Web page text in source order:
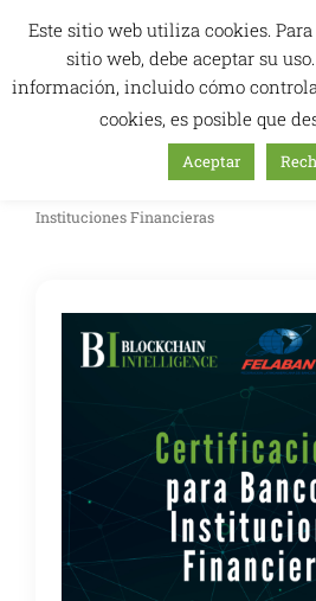
contenido
Instituciones Financieras
Este sitio web utiliza cookies.
sitio web, debe aceptar su
información, incluido cómo
cookies, es posible que
Aceptar